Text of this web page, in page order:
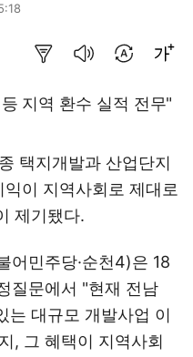
지역 환수 실적 전무"
택지개발과 산업단지
이 지역사회로 제대로
제기됐다.
어민주당·순천4)은 18
질문에서 "현재 전남
는 대규모 개발사업 이
, 그 혜택이 지역사회